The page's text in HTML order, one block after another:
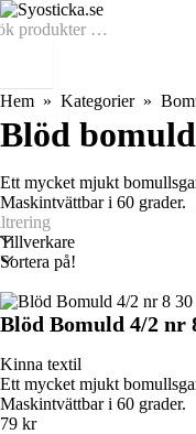
Hem Kategorier
Blöd bomuld
Ett mycket mjukt
Maskintvättbar i 60 grader.
Tillverkare
Sortera på!
Blöd Bomuld 4/2 nr
Kinna textil
Ett mycket mjukt
Maskintvättbar i 60 grader.
79 kr